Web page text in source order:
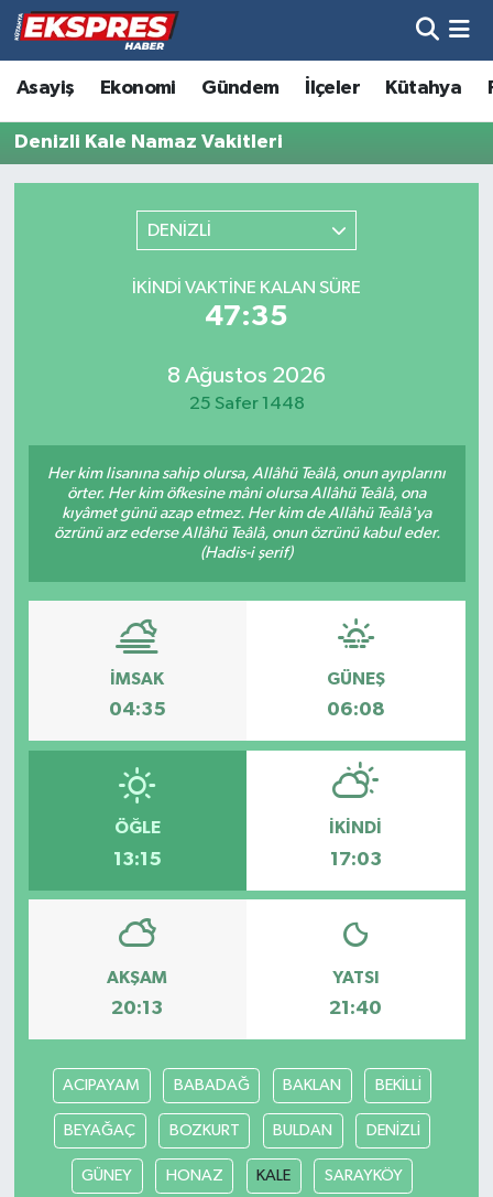
Asayiş Ekonomi Gündem İlçeler Kütahya
Denizli Kale Namaz Vakitleri
DENİZLİ
İKINDI VAKTINE KALAN SÜRE
47:35
8 Ağustos 2026
25 Safer 1448
Her kim lisanına sahip olursa, Allâhü Teâlâ, onun ayıplarını
örter. Her kim öfkesine mâni olursa Allâhü Teâlâ, ona
kıyâmet günü azap etmez. Her kim de Allâhü Teâlâ'ya
özrünü arz ederse Allâhü Teâlâ, onun özrünü kabul eder.
(Hadis-i şerif)
İMSAK
04:35
GÜNEŞ
06:08
ÖĞLE
13:15
İKINDI
17:03
AKŞAM
20:13
YATSI
21:40
ACIPAYAM BABADAĞ BAKLAN BEKİLLİ
BEYAĞAÇ BOZKURT BULDAN DENİZLİ
GÜNEY HONAZ KALE SARAYKÖY
Altıntaş
Asayiş
Biyografiler
Çavdarhisar
Dumlupınar
Dünya
Ekonomi
Gündem
Hisarcık
İlçeler
Köşe Yazıları
Kültür Sanat
Hava Durumu
Trafik Durumu
Tüm Manşetler
Son Dakika Haberleri